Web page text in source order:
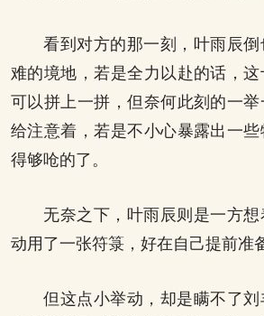
看到对方的那一刻，叶雨辰
难的境地，若是全力以赴的话，
可以拼上一拼，但奈何此刻的一
给注意着，若是不小心暴露出一
得够呛的了。
无奈之下，叶雨辰则是一方
动用了一张符箓，好在自己提前准
但这点小举动，却是瞒不了